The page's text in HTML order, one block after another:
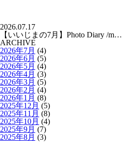
2026.07.17
【いいじまの7月】Photo Diary /m…
ARCHIVE
2026年7月 (4)
2026年6月 (5)
2026年5月 (4)
2026年4月 (3)
2026年3月 (5)
2026年2月 (4)
2026年1月 (8)
2025年12月 (5)
2025年11月 (8)
2025年10月 (4)
2025年9月 (7)
2025年8月 (3)